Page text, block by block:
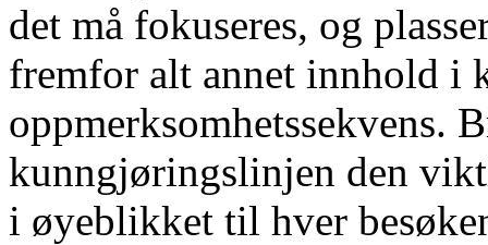
det må fokuseres, og
fremfor alt annet innhold i
oppmerksomhetssekvens.
kunngjøringslinjen den
i øyeblikket til hver